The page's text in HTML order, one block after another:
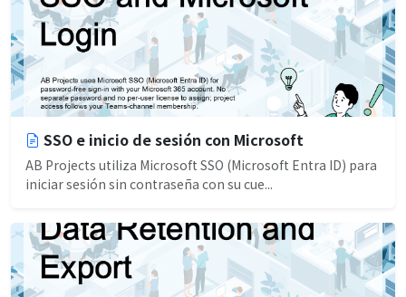
SSO e inicio de sesión con Microsoft
AB Projects utiliza Microsoft SSO (Microsoft Entra ID) para
iniciar sesión sin contraseña con su cue...